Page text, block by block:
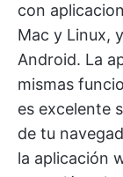
con
Mac y Linux,
Android. La
mismas
es excelente
de tu
la aplicación